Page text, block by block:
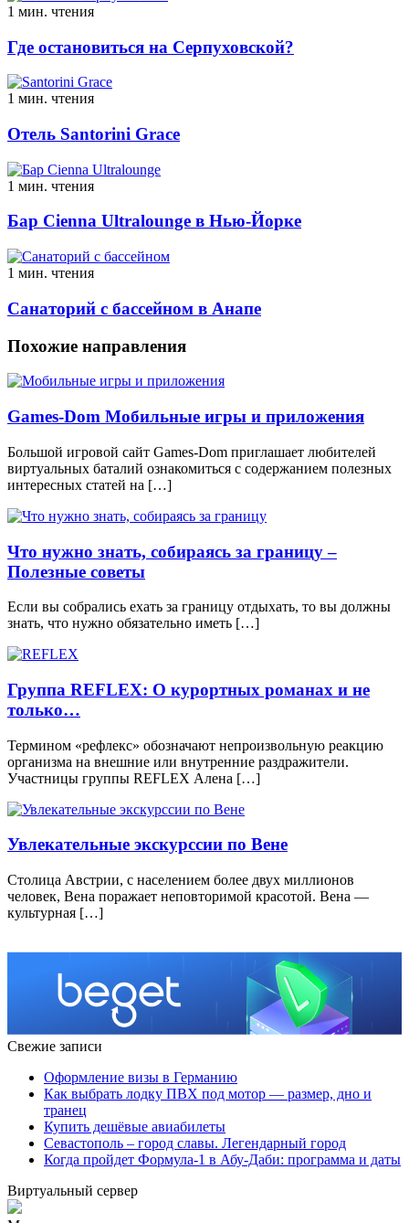
1 мин. чтения
Где остановиться на Серпуховской?
1 мин. чтения
Отель Santorini Grace
1 мин. чтения
Бар Cienna Ultralounge в Нью-Йорке
1 мин. чтения
Санаторий с бассейном в Анапе
Похожие направления
Games-Dom Мобильные игры и приложения
Большой игровой сайт Games-Dom приглашает любителей
виртуальных баталий ознакомиться с содержанием полезных
интересных статей на […]
Что нужно знать, собираясь за границу –
Полезные советы
Если вы собрались ехать за границу отдыхать, то вы должны
знать, что нужно обязательно иметь […]
Группа REFLEX: О курортных романах и не
только…
Термином «рефлекс» обозначают непроизвольную реакцию
организма на внешние или внутренние раздражители.
Участницы группы REFLEX Алена […]
Увлекательные экскурссии по Вене
Столица Австрии, с населением более двух миллионов
человек, Вена поражает неповторимой красотой. Вена —
культурная […]
Свежие записи
Оформление визы в Германию
Как выбрать лодку ПВХ под мотор — размер, дно и
транец
Купить дешёвые авиабилеты
Севастополь – город славы. Легендарный город
Когда пройдет Формула-1 в Абу-Даби: программа и даты
Виртуальный сервер